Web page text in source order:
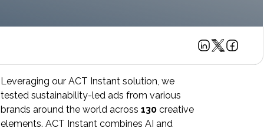
Leveraging our ACT Instant solution, we
tested sustainability-led ads from various
brands around the world across 130creative
elements. ACT Instant combines AI and